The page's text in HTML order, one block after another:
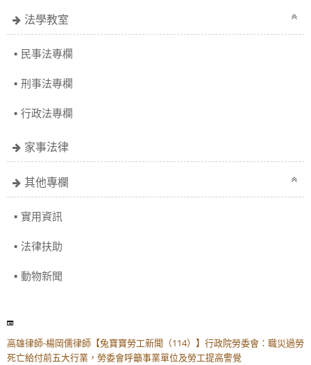
法學教室
民事法專欄
刑事法專欄
行政法專欄
家事法律
其他專欄
實用資訊
法律扶助
動物新聞
高雄律師-楊岡儒律師【兔寶寶勞工新聞（114）】行政院勞委會：職災過勞
死亡給付前五大行業，勞委會呼籲事業單位及勞工提高警覺